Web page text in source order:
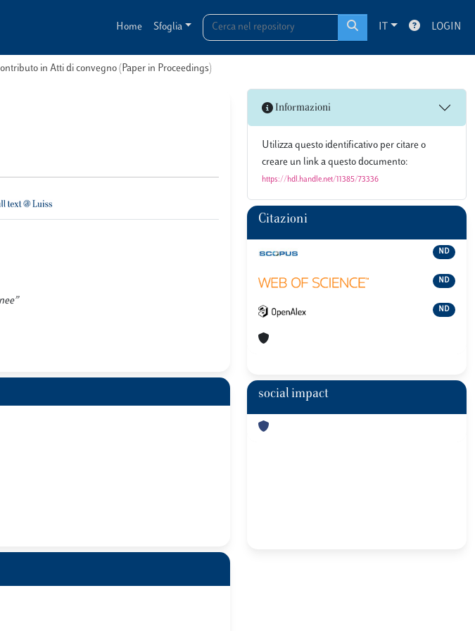
Home Sfoglia IT LOGIN
in Atti di convegno (Paper in Proceedings)
Informazioni
Utilizza questo identificativo per citare o
creare un link a questo documento:
https://hdl.handle.net/11385/73336
Citazioni
ND
ND
ND
social impact